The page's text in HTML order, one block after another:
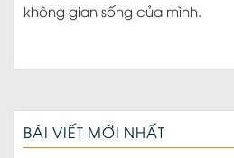
không gian sống của mình.
BÀI VIẾT MỚI NHẤT